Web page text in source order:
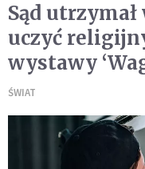
Sąd
uczyć
wystawy
ŚWIAT